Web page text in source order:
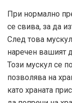
При нормално
се свива, за да
След това
наречен вашият
Този мускул се
позволява на
като храната